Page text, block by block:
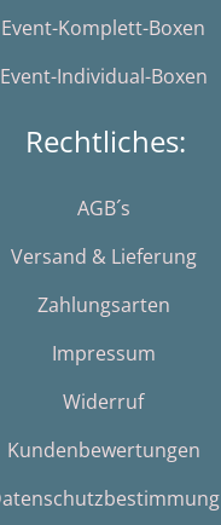
Event-Komplett-Boxen
Event-Individual-Boxen
Rechtliches:
AGB´s
Versand & Lieferung
Zahlungsarten
Impressum
Widerruf
Kundenbewertungen